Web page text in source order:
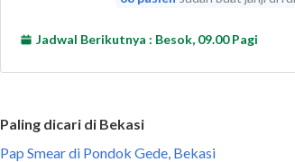
Paling dicari di Bekasi
Pap Smear di Pondok Gede, Bekasi